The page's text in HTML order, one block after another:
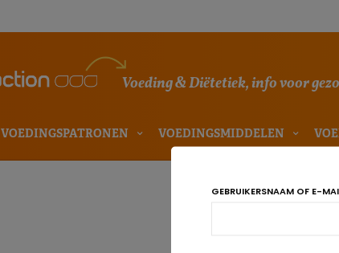
Voeding & Diëtetiek, info voor
VOEDINGSPATRONEN VOEDINGSMIDDELEN
GEBRUIKERSNAAM OF E-